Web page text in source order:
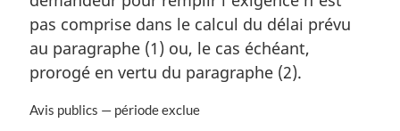
a
l
e
pas comprise dans le calcul du délai prévu
au paragraphe (1) ou, le cas échéant,
prorogé en vertu du paragraphe (2).
N
Avis publics — période exclue